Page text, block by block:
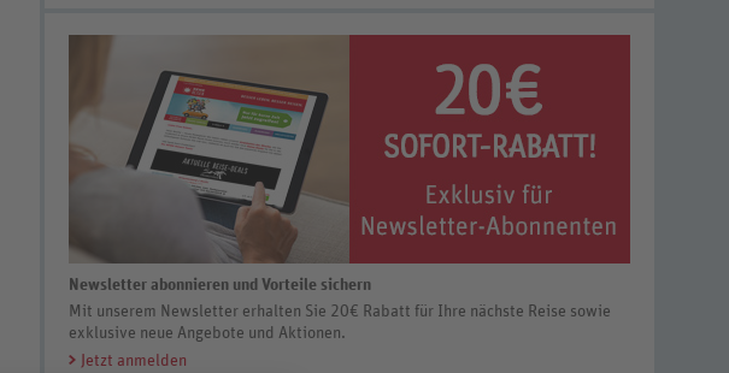
Newsletter abonnieren und Vorteile sichern
Mit unserem Newsletter erhalten Sie 20€ Rabatt für Ihre nächste Reise sowie
exklusive neue Angebote und Aktionen.
Jetzt anmelden